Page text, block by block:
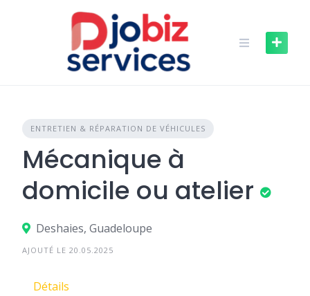
ENTRETIEN & RÉPARATION DE VÉHICULES
Mécanique à
domicile ou atelier
Deshaies, Guadeloupe
AJOUTÉ LE 20.05.2025
Détails